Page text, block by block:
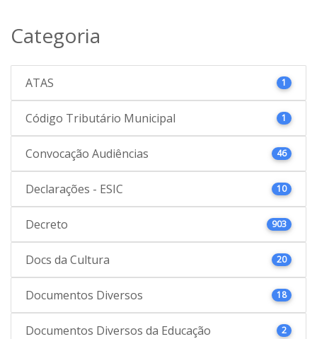
Categoria
ATAS 1
Código Tributário Municipal 1
Convocação Audiências 46
Declarações - ESIC 10
Decreto 903
Docs da Cultura 20
Documentos Diversos 18
Documentos Diversos da Educação 2